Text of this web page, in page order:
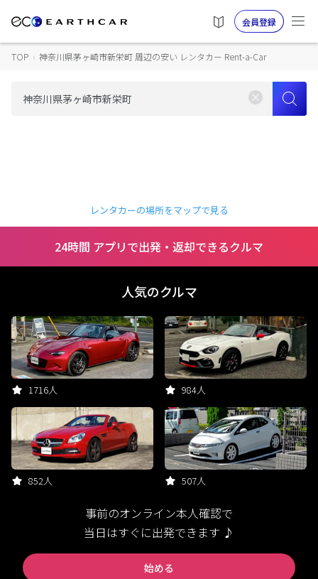
会員登録
TOP › 神奈川県茅ヶ崎市新栄町 周辺の安い レンタカー Rent-a-Car
レンタカーの場所をマップで見る
24時間 アプリで出発・返却できるクルマ
人気のクルマ
1716人 984人
852人 507人
事前のオンライン本人確認で
当日はすぐに出発できます ♪
始める